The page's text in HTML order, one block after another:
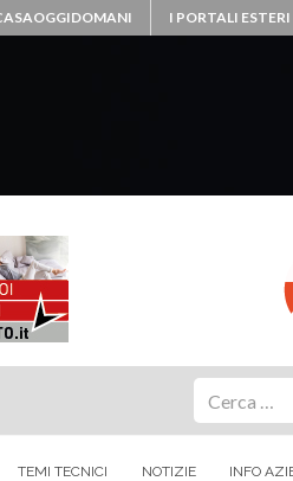
I PORTALI
TEMI TECNICI NOTIZIE INFO